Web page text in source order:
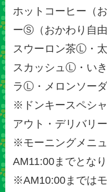
ホットコーヒー（
ーⓈ（おかわり自
スウーロン茶Ⓛ・
スカッシュⓁ・い
ラⓁ・メロンソー
※ドンキースペシ
アウト・デリバリ
※モーニングメニ
AM11:00までとなり
※AM10:00までは